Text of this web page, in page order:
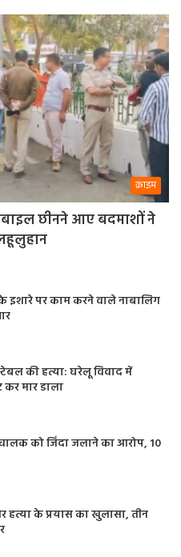
क्राइम
छीनने आए बदमाशों ने
इशारे पर काम करने वाले नाबालिग
की हत्या: घरेलू विवाद में
कर मार डाला
को जिंदा जलाने का आरोप, 10
के प्रयास का खुलासा, तीन